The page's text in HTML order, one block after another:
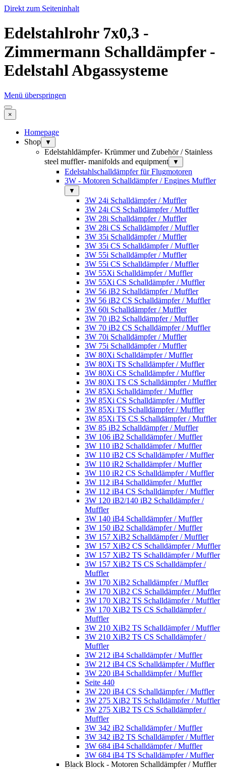
Direkt zum Seiteninhalt
Edelstahlrohr 7x0,3 -
Zimmermann Schalldämpfer -
Edelstahl Abgassysteme
Menü überspringen
×
Homepage
Shop
▼
Edelstahldämpfer- Krümmer und Zubehör / Stainless
steel muffler- manifolds and equipment
▼
Edelstahlschalldämpfer für Flugmotoren
3W - Motoren Schalldämpfer / Engines Muffler
▼
3W 24i Schalldämpfer / Muffler
3W 24i CS Schalldämpfer / Muffler
3W 28i Schalldämpfer / Muffler
3W 28i CS Schalldämpfer / Muffler
3W 35i Schalldämpfer / Muffler
3W 35i CS Schalldämpfer / Muffler
3W 55i Schalldämpfer / Muffler
3W 55i CS Schalldämpfer / Muffler
3W 55Xi Schalldämpfer / Muffler
3W 55Xi CS Schalldämpfer / Muffler
3W 56 iB2 Schalldämpfer / Muffler
3W 56 iB2 CS Schalldämpfer / Muffler
3W 60i Schalldämpfer / Muffler
3W 70 iB2 Schalldämpfer / Muffler
3W 70 iB2 CS Schalldämpfer / Muffler
3W 70i Schalldämpfer / Muffler
3W 75i Schalldämpfer / Muffler
3W 80Xi Schalldämpfer / Muffler
3W 80Xi TS Schalldämpfer / Muffler
3W 80Xi CS Schalldämpfer / Muffler
3W 80Xi TS CS Schalldämpfer / Muffler
3W 85Xi Schalldämpfer / Muffler
3W 85Xi CS Schalldämpfer / Muffler
3W 85Xi TS Schalldämpfer / Muffler
3W 85Xi TS CS Schalldämpfer / Muffler
3W 85 iB2 Schalldämpfer / Muffler
3W 106 iB2 Schalldämpfer / Muffler
3W 110 iB2 Schalldämpfer / Muffler
3W 110 iB2 CS Schalldämpfer / Muffler
3W 110 iR2 Schalldämpfer / Muffler
3W 110 iR2 CS Schalldämpfer / Muffler
3W 112 iB4 Schalldämpfer / Muffler
3W 112 iB4 CS Schalldämpfer / Muffler
3W 120 iB2/140 iB2 Schalldämpfer /
Muffler
3W 140 iB4 Schalldämpfer / Muffler
3W 150 iB2 Schalldämpfer / Muffler
3W 157 XiB2 Schalldämpfer / Muffler
3W 157 XiB2 CS Schalldämpfer / Muffler
3W 157 XiB2 TS Schalldämpfer / Muffler
3W 157 XiB2 TS CS Schalldämpfer /
Muffler
3W 170 XiB2 Schalldämpfer / Muffler
3W 170 XiB2 CS Schalldämpfer / Muffler
3W 170 XiB2 TS Schalldämpfer / Muffler
3W 170 XiB2 TS CS Schalldämpfer /
Muffler
3W 210 XiB2 TS Schalldämpfer / Muffler
3W 210 XiB2 TS CS Schalldämpfer /
Muffler
3W 212 iB4 Schalldämpfer / Muffler
3W 212 iB4 CS Schalldämpfer / Muffler
3W 220 iB4 Schalldämpfer / Muffler
Seite 440
3W 220 iB4 CS Schalldämpfer / Muffler
3W 275 XiB2 TS Schalldämpfer / Muffler
3W 275 XiB2 TS CS Schalldämpfer /
Muffler
3W 342 iB2 Schalldämpfer / Muffler
3W 342 iB2 TS Schalldämpfer / Muffler
3W 684 iB4 Schalldämpfer / Muffler
3W 684 iB4 TS Schalldämpfer / Muffler
Black Block - Motoren Schalldämpfer / Muffler